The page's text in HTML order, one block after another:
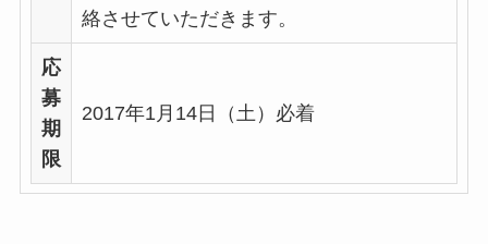
絡させていただきます。
応
募
期
限
2017年1月14日（土）必着